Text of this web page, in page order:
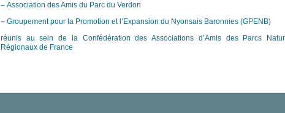
– Association des Amis du Parc du Verdon
– Groupement pour la Promotion et l’Expansion du Nyonsais Baronnies (GPENB)
réunis au sein de la Confédération des Associations d’Amis des Parcs
Régionaux de France